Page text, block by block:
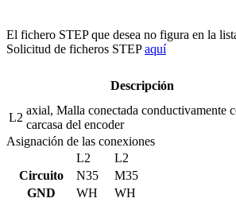
El fichero STEP que desea no figura en la
Solicitud de ficheros STEPaquí
Descripción
L2
axial, Malla conectada conductivamente
carcasa del encoder
Asignación de las conexiones
L2
L2
Circuito
N35
M35
GND
WH
WH